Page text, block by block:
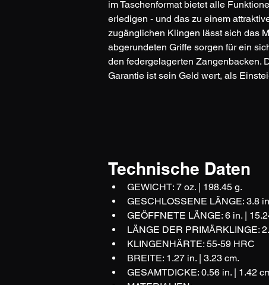
im Taschenformat bietet alle
erledigen - und das zu einem
zugänglichen Klingen lässt sich das
abgerundeten Griffe sorgen für ein
den federgelagerten Zangenbacken.
Garantie ist sein Geld wert, als
Technische Daten
GEWICHT: 7 oz. | 198.45 g.
GESCHLOSSENE LÄNGE: 3.8
GEÖFFNETE LÄNGE: 6 in. |
LÄNGE DER PRIMÄRKLINGE:
KLINGENHÄRTE: 55-59 HRC
BREITE: 1.27 in. | 3.23 cm.
GESAMTDICKE: 0.56 in. | 1.42